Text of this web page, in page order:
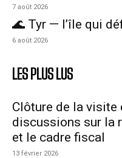
7 août 2026
🌊 Tyr — l’île qui
6 août 2026
LES PLUS LUS
Clôture de la visite
discussions sur la
et le cadre fiscal
13 février 2026